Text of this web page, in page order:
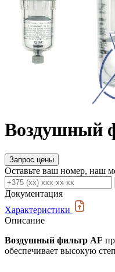
Воздушный
Запрос цены
Оставьте ваш номер, наш
Документация
Характеристики
Описание
Воздушный фильтр AF
обеспечивает высокую